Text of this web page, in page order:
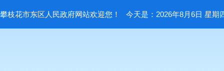
攀枝花市东区人民政府网站欢迎您！ 今天是：2026年8月6日 星期